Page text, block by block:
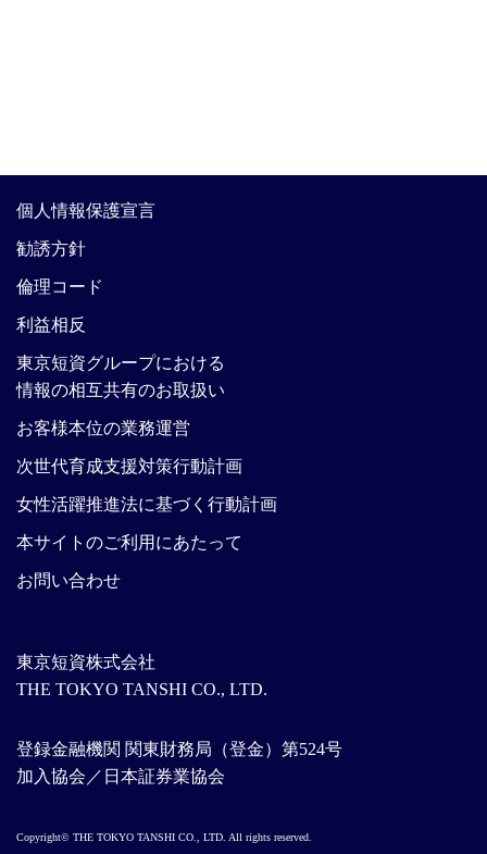
東京短資株式会社
THE TOKYO TANSHI CO., LTD.
登録金融機関 関東財務局（登金）第524号
加入協会／日本証券業協会
個人情報保護宣言
勧誘方針
倫理コード
利益相反
東京短資グループにおける
情報の相互共有のお取扱い
お客様本位の業務運営
次世代育成支援対策行動計画
女性活躍推進法に基づく行動計画
本サイトのご利用にあたって
お問い合わせ
Copyright© THE TOKYO TANSHI CO., LTD. All rights reserved.